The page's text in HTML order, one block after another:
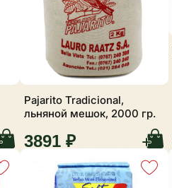
Pajarito Tradicional,
льняной мешок, 2000 гр.
3891 ₽